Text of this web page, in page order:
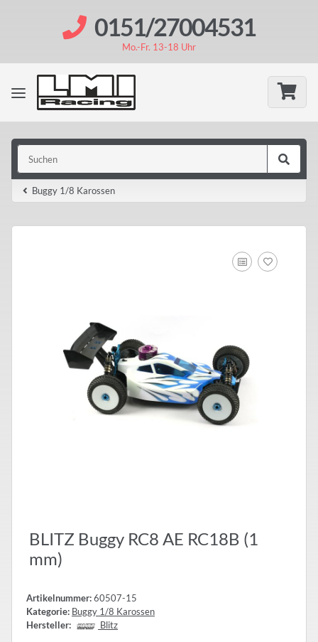
0151/27004531
Mo.-Fr. 13-18 Uhr
Buggy 1/8 Karossen
BLITZ Buggy RC8 AE RC18B (1
mm)
Artikelnummer:60507-15
Kategorie: Buggy 1/8 Karossen
Hersteller:
Blitz